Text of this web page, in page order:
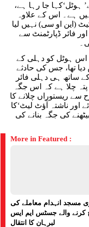
ہوٹل‘کہا جا رہا ہے،
ہے۔ اس کے علاوہ
(این او سی) نہیں لیا
فائر ڈپارٹمنٹ سے
اس ہوٹل کو دہلی کے
تھا، جس کی حادثے
ساتھ ہی دہلی فائر
چلا ہے کہ اس جگہ
ریستوراں چلانے کا
اور ناشتہ آؤٹ لیٹ‘کا
کی جگہ بنانے کی
More in Featured :
مسجد انہدام معاملے کی
کرنے والے جسٹس ایم ایس
لبرہان کا انتقال